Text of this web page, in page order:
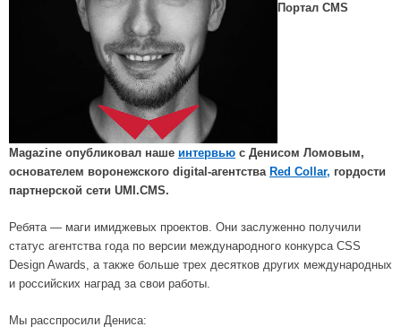
Портал CMS
Magazine опубликовал наше интервью с Денисом Ломовым,
основателем воронежского digital-агентства Red Collar, гордости
партнерской сети UMI.CMS.
Ребята — маги имиджевых проектов. Они заслуженно получили
статус агентства года по версии международного конкурса CSS
Design Awards, а также больше трех десятков других международных
и российских наград за свои работы.
Мы расспросили Дениса: